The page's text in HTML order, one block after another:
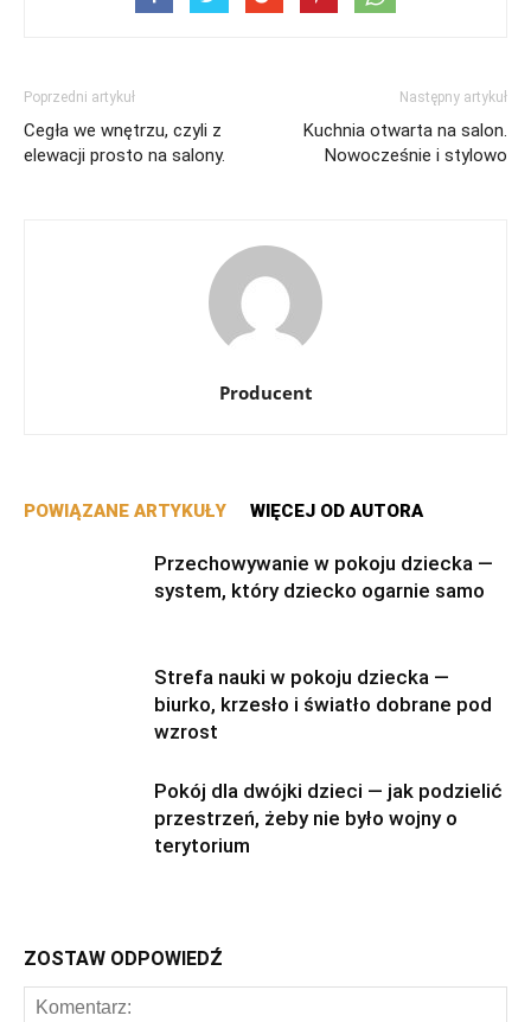
Poprzedni artykuł
Cegła we wnętrzu, czyli z
elewacji prosto na salony.
Następny artykuł
Kuchnia otwarta na salon.
Nowocześnie i stylowo
Producent
POWIĄZANE ARTYKUŁY WIĘCEJ OD AUTORA
Przechowywanie w pokoju dziecka —
system, który dziecko ogarnie samo
Strefa nauki w pokoju dziecka —
biurko, krzesło i światło dobrane pod
wzrost
Pokój dla dwójki dzieci — jak podzielić
przestrzeń, żeby nie było wojny o
terytorium
ZOSTAW ODPOWIEDŹ